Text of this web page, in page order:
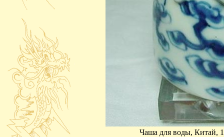
Чаша для воды, Китай,